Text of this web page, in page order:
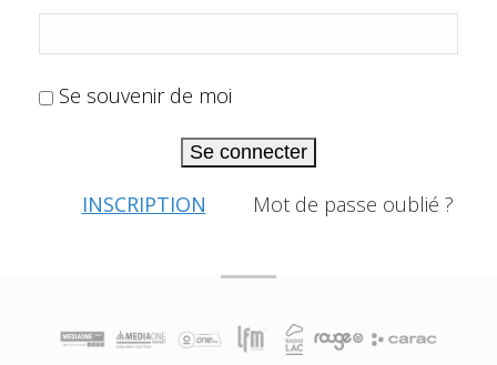
Se souvenir de moi
Se connecter
INSCRIPTION Mot de passe oublié ?